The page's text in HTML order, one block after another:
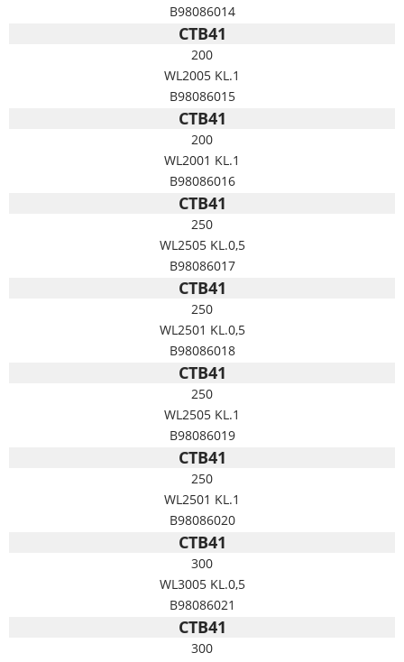
B98086014
CTB41
200
WL2005 KL.1
B98086015
CTB41
200
WL2001 KL.1
B98086016
CTB41
250
WL2505 KL.0,5
B98086017
CTB41
250
WL2501 KL.0,5
B98086018
CTB41
250
WL2505 KL.1
B98086019
CTB41
250
WL2501 KL.1
B98086020
CTB41
300
WL3005 KL.0,5
B98086021
CTB41
300